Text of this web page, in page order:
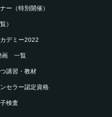
ー（特別開催）
）
デミー2022
画 一覧
講習・教材
ンセラー認定資格
検査